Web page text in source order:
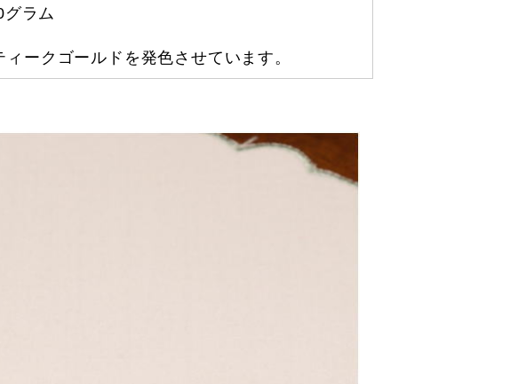
ラム
ークゴールドを発色させています。